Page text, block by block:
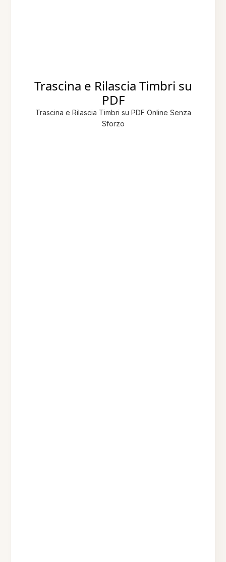
Trascina e Rilascia Timbri su
PDF
Trascina e Rilascia Timbri su PDF Online Senza
Sforzo